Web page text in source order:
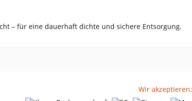
– für eine dauerhaft dichte und sichere Entsorgung.
Wir akzeptieren: